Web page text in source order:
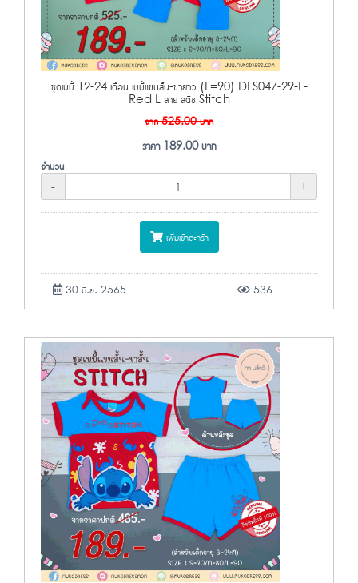
ชุดเบบี้ 12-24 เดือน เบบี้แขนสั้น-ขายาว (L=90) DLS047-29-L-
Red L ลาย สติช Stitch
จาก525.00บาท
ราคา 189.00บาท
จำนวน
-
+
เพิ่มเข้าตะกร้า
30 มิ.ย. 2565 536